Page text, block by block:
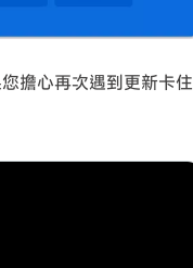
擔心再次遇到更新卡住